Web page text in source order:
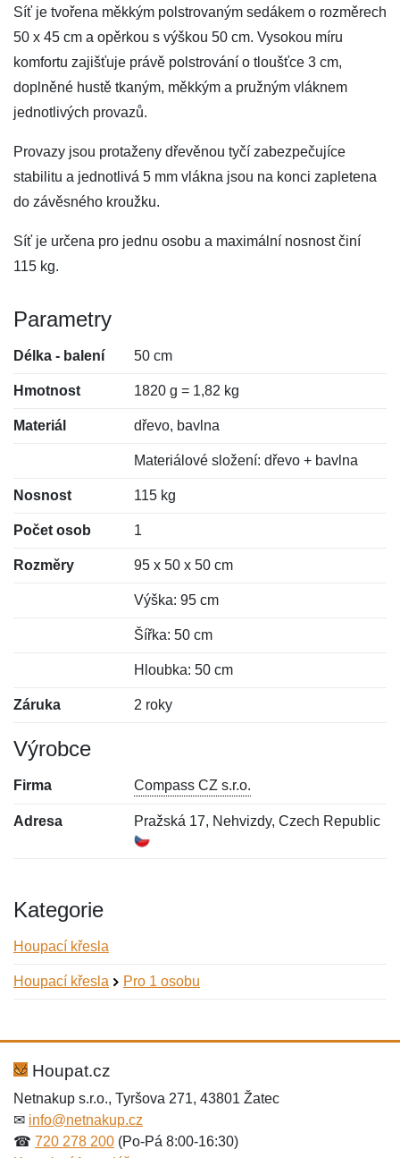
Síť je tvořena měkkým polstrovaným sedákem o rozměrech
50 x 45 cm a opěrkou s výškou 50 cm. Vysokou míru
komfortu zajišťuje právě polstrování o tloušťce 3 cm,
doplněné hustě tkaným, měkkým a pružným vláknem
jednotlivých provazů.
Provazy jsou protaženy dřevěnou tyčí zabezpečujíce
stabilitu a jednotlivá 5 mm vlákna jsou na konci zapletena
do závěsného kroužku.
Síť je určena pro jednu osobu a maximální nosnost činí
115 kg.
Parametry
Délka - balení 50 cm
Hmotnost 1820 g = 1,82 kg
Materiál dřevo, bavlna
Materiálové složení: dřevo + bavlna
Nosnost 115 kg
Počet osob 1
Rozměry 95 x 50 x 50 cm
Výška: 95 cm
Šířka: 50 cm
Hloubka: 50 cm
Záruka 2 roky
Výrobce
Firma Compass CZ s.r.o.
Adresa Pražská 17, Nehvizdy, Czech Republic
Kategorie
Houpací křesla
Houpací křesla Pro 1 osobu
Hodnocení:
Jméno: *
Jméno:
E-mail:*
Houpat.cz
Netnakup s.r.o., Tyršova 271, 43801 Žatec
✉ info@netnakup.cz
☎ 720 278 200 (Po-Pá 8:00-16:30)